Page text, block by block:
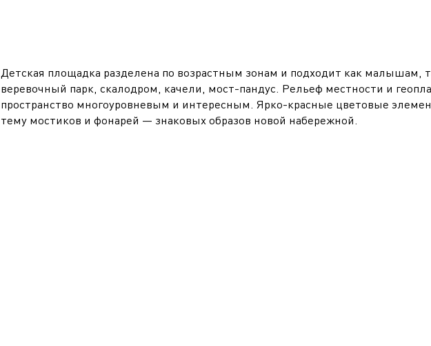
Детская площадка разделена по возрастным зонам и подходит как малышам,
веревочный парк, скалодром, качели, мост-пандус. Рельеф местности и
пространство многоуровневым и интересным. Ярко-красные цветовые
тему мостиков и фонарей — знаковых образов новой набережной.